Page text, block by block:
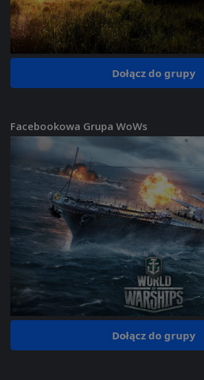
Dołącz do grupy
Facebookowa Grupa WoWs
Dołącz do grupy